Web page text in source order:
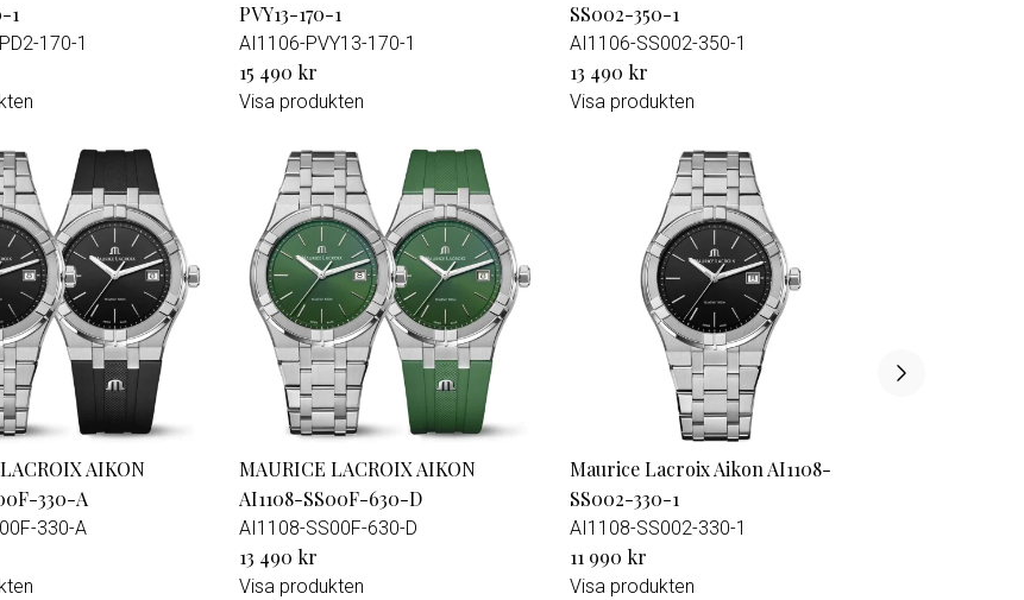
1
170-1
PVY13-170-1
AI1106-PVY13-170-1
15 490 kr
Visa produkten
SS002-350-1
AI1106-SS002-350-1
13 490 kr
Visa produkten
AIKON
330-A
330-A
MAURICE LACROIX AIKON
AI1108-SS00F-630-D
AI1108-SS00F-630-D
13 490 kr
Visa produkten
Maurice Lacroix Aikon AI1108-
SS002-330-1
AI1108-SS002-330-1
11 990 kr
Visa produkten